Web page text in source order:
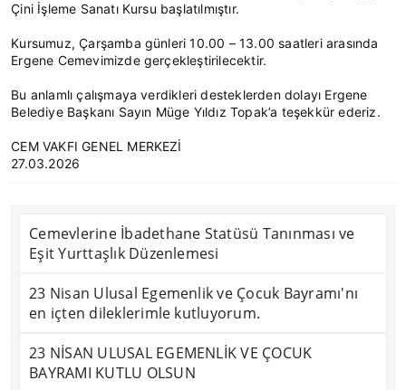
Çini İşleme Sanatı Kursu başlatılmıştır.
Kursumuz, Çarşamba günleri 10.00 – 13.00 saatleri arasında
Ergene Cemevimizde gerçekleştirilecektir.
Bu anlamlı çalışmaya verdikleri desteklerden dolayı Ergene
Belediye Başkanı Sayın Müge Yıldız Topak’a teşekkür ederiz.
CEM VAKFI GENEL MERKEZİ
27.03.2026
Cemevlerine İbadethane Statüsü Tanınması ve
Eşit Yurttaşlık Düzenlemesi
23 Nisan Ulusal Egemenlik ve Çocuk Bayramı'nı
en içten dileklerimle kutluyorum.
23 NİSAN ULUSAL EGEMENLİK VE ÇOCUK
BAYRAMI KUTLU OLSUN